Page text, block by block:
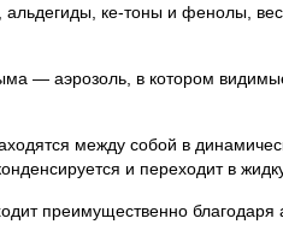
альдегиды, ке-тоны и фенолы,
— аэрозоль, в котором
между собой в
и переходит в
преимущественно